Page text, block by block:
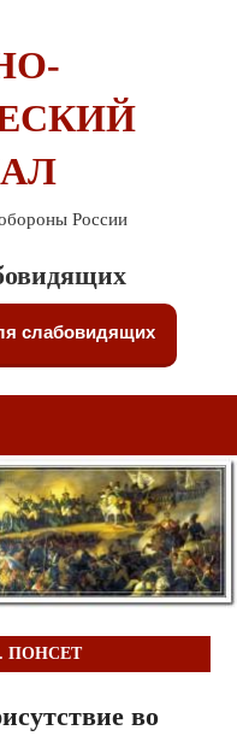
России
слабовидящих
ПОНСЕТ
во